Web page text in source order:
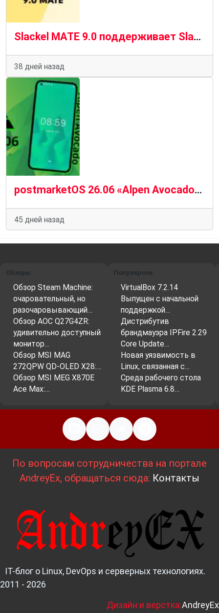
Slackel MATE 9.0 поддерживает Slackware Current для 32-разрядных систем
38 дней назад
postmarketOS 26.06 «Alpen Avocado» — свежие обновления Linux для смартфонов
45 дней назад
Обзоры
Обзор Steam Machine:
очаровательный, но
разочаровывающий…
Обзор AOC Q27G4ZR:
удивительно доступный
монитор…
Обзор MSI MAG
272QPW QD-OLED X28:…
Обзор MSI MEG X870E
Ace Max:…
Популярное
VirtualBox 7.2.14
Выпущен с начальной
поддержкой…
Дистрибутив
брандмауэра IPFire 2.29
Core Update…
Новая уязвимость в
Linux, связанная с…
Среда рабочего стола
KDE Plasma 6.8…
По вопросам сотрудничества на портале
AndreyEx, обращаться сюда: Контакты
IT-блог о Linux, DevOps и серверных технологиях.
2011 - 2026
Дизайн и верстка:AndreyEx